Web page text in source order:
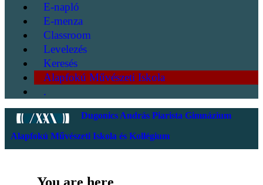
E-napló
E-menza
Classroom
Levelezés
Keresés
Alapfokú Művészeti Iskola
.
Dugonics András Piarista Gimnázium
Alapfokú Művészeti Iskola és Kollégium